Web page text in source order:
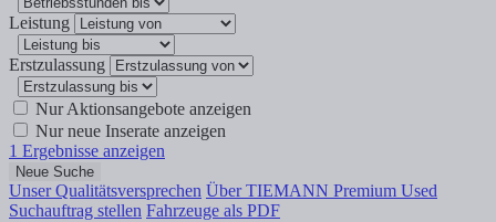
Leistung
Erstzulassung
Nur Aktionsangebote anzeigen
Nur neue Inserate anzeigen
1 Ergebnisse anzeigen
Neue Suche
Unser Qualitätsversprechen Über TIEMANN Premium Used
Suchauftrag stellen Fahrzeuge als PDF